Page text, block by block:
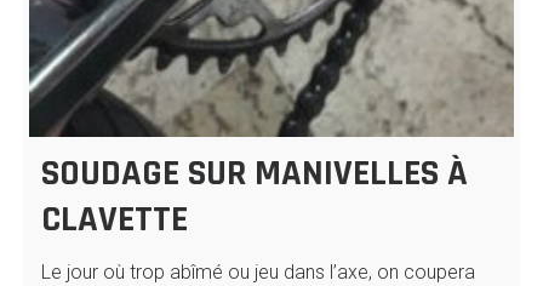
SOUDAGE SUR MANIVELLES À
CLAVETTE
Le jour où trop abîmé ou jeu dans l’axe, on coupera